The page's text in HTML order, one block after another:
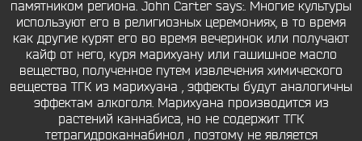
памятником региона. John Carter says:. Многие культуры
используют его в религиозных церемониях, в то время
как другие курят его во время вечеринок или получают
кайф от него, куря марихуану или гашишное масло
вещество, полученное путем извлечения химического
вещества ТГК из марихуана , эффекты будут аналогичны
эффектам алкоголя. Марихуана производится из
растений каннабиса, но не содержит ТГК
тетрагидроканнабинол , поэтому не является